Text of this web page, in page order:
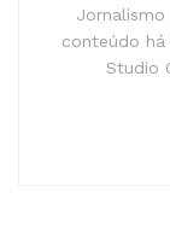
conteúdo
Studio